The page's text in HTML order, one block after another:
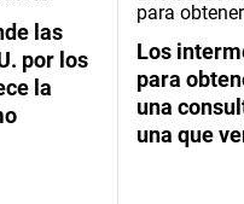
las
por los
la
Los
para
una
una que